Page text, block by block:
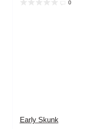
0
Early Skunk